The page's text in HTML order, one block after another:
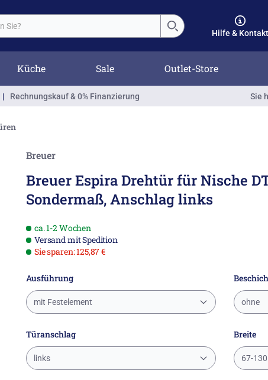
Hilfe & Kontakt
Küche Sale Outlet-Store
| Rechnungskauf & 0% Finanzierung Sie
Breuer
Breuer Espira Drehtür für Nische
Sondermaß, Anschlag links
ca. 1-2 Wochen
Versand mit Spedition
Sie sparen: 125,87 €
Ausführung
mit Festelement ohne
Türanschlag
links
Breite
67-